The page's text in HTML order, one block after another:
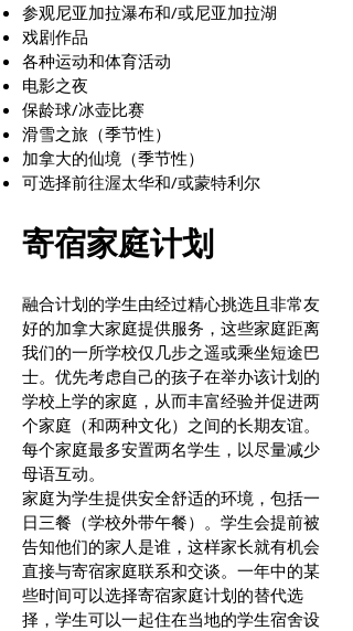
参观尼亚加拉瀑布和/或尼亚加拉湖
戏剧作品
各种运动和体育活动
电影之夜
保龄球/冰壶比赛
滑雪之旅（季节性）
加拿大的仙境（季节性）
可选择前往渥太华和/或蒙特利尔
寄宿家庭计划
融合计划的学生由经过精心挑选且非常友
好的加拿大家庭提供服务，这些家庭距离
我们的一所学校仅几步之遥或乘坐短途巴
士。优先考虑自己的孩子在举办该计划的
学校上学的家庭，从而丰富经验并促进两
个家庭（和两种文化）之间的长期友谊。
每个家庭最多安置两名学生，以尽量减少
母语互动。
家庭为学生提供安全舒适的环境，包括一
日三餐（学校外带午餐）。学生会提前被
告知他们的家人是谁，这样家长就有机会
直接与寄宿家庭联系和交谈。一年中的某
些时间可以选择寄宿家庭计划的替代选
择，学生可以一起住在当地的学生宿舍设